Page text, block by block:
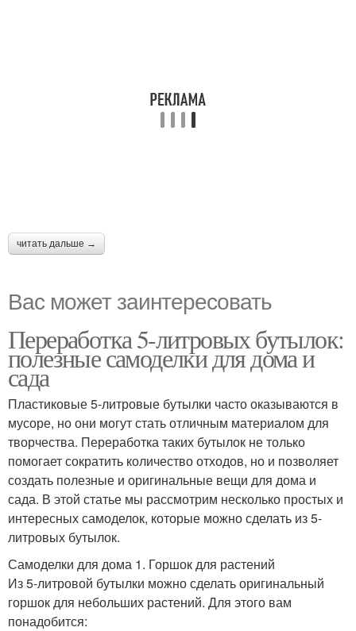
читать дальше →
Вас может заинтересовать
Переработка 5-литровых бутылок:
полезные самоделки для дома и
сада
Пластиковые 5-литровые бутылки часто оказываются в
мусоре, но они могут стать отличным материалом для
творчества. Переработка таких бутылок не только
помогает сократить количество отходов, но и позволяет
создать полезные и оригинальные вещи для дома и
сада. В этой статье мы рассмотрим несколько простых и
интересных самоделок, которые можно сделать из 5-
литровых бутылок.
Самоделки для дома 1. Горшок для растений
Из 5-литровой бутылки можно сделать оригинальный
горшок для небольших растений. Для этого вам
понадобится: